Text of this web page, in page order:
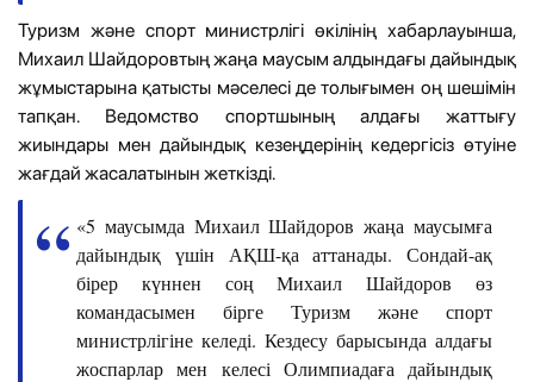
Туризм және спорт министрлігі өкілінің хабарлауынша,
Михаил Шайдоровтың жаңа маусым алдындағы дайындық
жұмыстарына қатысты мәселесі де толығымен оң шешімін
тапқан. Ведомство спортшының алдағы жаттығу
жиындары мен дайындық кезеңдерінің кедергісіз өтуіне
жағдай жасалатынын жеткізді.
«5 маусымда Михаил Шайдоров жаңа маусымға
дайындық үшін АҚШ-қа аттанады. Сондай-ақ
бірер күннен соң Михаил Шайдоров өз
командасымен бірге Туризм және спорт
министрлігіне келеді. Кездесу барысында алдағы
жоспарлар мен келесі Олимпиадаға дайындық